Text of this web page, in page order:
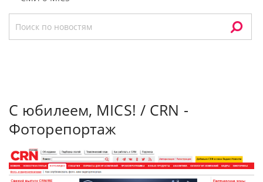
С юбилеем, MICS! / CRN -
Фоторепортаж